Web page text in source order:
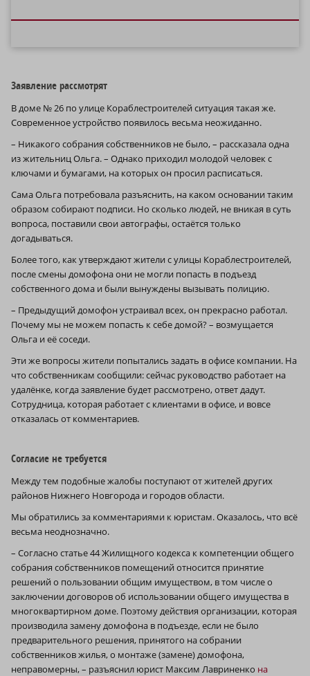
Заявление рассмотрят
В доме № 26 по улице Кораблестроителей ситуация такая же.
Современное устройство появилось весьма неожиданно.
– Никакого собрания собственников не было, – рассказала одна
из жительниц Ольга. – Однако приходил молодой человек с
ключами и бумагами, на которых он просил расписаться.
Сама Ольга потребовала разъяснить, на каком основании таким
образом собирают подписи. Но сколько людей, не вникая в суть
вопроса, поставили свои автографы, остаётся только
догадываться.
Более того, как утверждают жители с улицы Кораблестроителей,
после смены домофона они не могли попасть в подъезд
собственного дома и были вынуждены вызывать полицию.
– Предыдущий домофон устраивал всех, он прекрасно работал.
Почему мы не можем попасть к себе домой? – возмущается
Ольга и её соседи.
Эти же вопросы жители попытались задать в офисе компании. На
что собственникам сообщили: сейчас руководство работает на
удалёнке, когда заявление будет рассмотрено, ответ дадут.
Сотрудница, которая работает с клиентами в офисе, и вовсе
отказалась от комментариев.
Согласие не требуется
Между тем подобные жалобы поступают от жителей других
районов Нижнего Новгорода и городов области.
Мы обратились за комментариями к юристам. Оказалось, что всё
весьма неоднозначно.
– Согласно статье 44 Жилищного кодекса к компетенции общего
собрания собственников помещений относится принятие
решений о пользовании общим имуществом, в том числе о
заключении договоров об использовании общего имущества в
многоквартирном доме. Поэтому действия организации, которая
производила замену домофона в подъезде, если не было
предварительного решения, принятого на собрании
собственников жилья, о монтаже (замене) домофона,
неправомерны, – разъяснил юрист Максим Лавриненко на